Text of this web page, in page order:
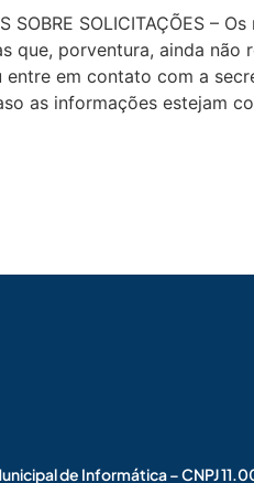
SOBRE SOLICITAÇÕES
que, porventura, ainda
entre em contato com a
as informações estejam
de Informática – CNPJ